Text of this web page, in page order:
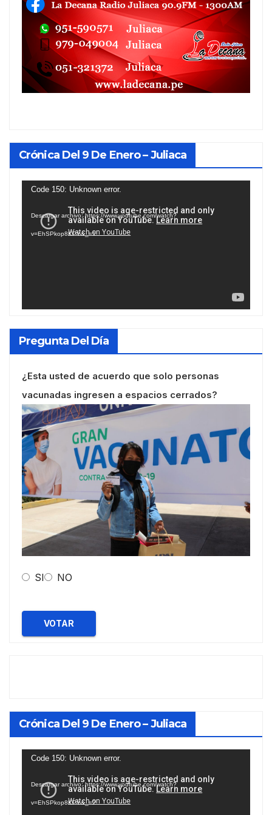
Crónica Del 9 De Enero – Juliaca
Reproductor
vídeo
Code 150: Unknown error.
Descargar archivo: https://www.youtube.com/watch?
v=EhSPkop8KPY&_=1
Pregunta Del Día
¿Esta usted de acuerdo que solo personas
vacunadas ingresen a espacios cerrados?
SI NO
VOTAR
Crónica Del 9 De Enero – Juliaca
Reproductor
vídeo
Code 150: Unknown error.
Descargar archivo: https://www.youtube.com/watch?
v=EhSPkop8KPY&_=2